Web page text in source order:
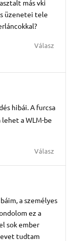
más vki
üzenetei tele
Válasz
hibái. A furcsa
a WLM-be
Válasz
a személyes
ez a
sok ember
tudtam